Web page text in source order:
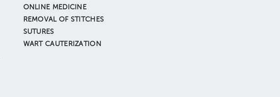
ONLINE MEDICINE
REMOVAL OF STITCHES
SUTURES
WART CAUTERIZATION